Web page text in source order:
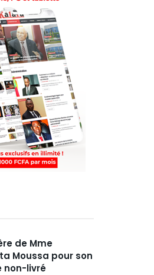
de Mme
Moussa pour son
non-livré